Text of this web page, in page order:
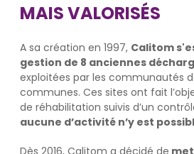
MAIS VALORISÉS
A sa création en 1997, Calitom
gestion de 8 anciennes
exploitées par les communautés
communes. Ces sites ont fait
de réhabilitation suivis d’un
aucune d’activité n’y est
Dès 2016, Calitom a décidé de